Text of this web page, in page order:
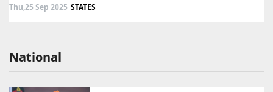
Thu,25 Sep 2025 STATES
National